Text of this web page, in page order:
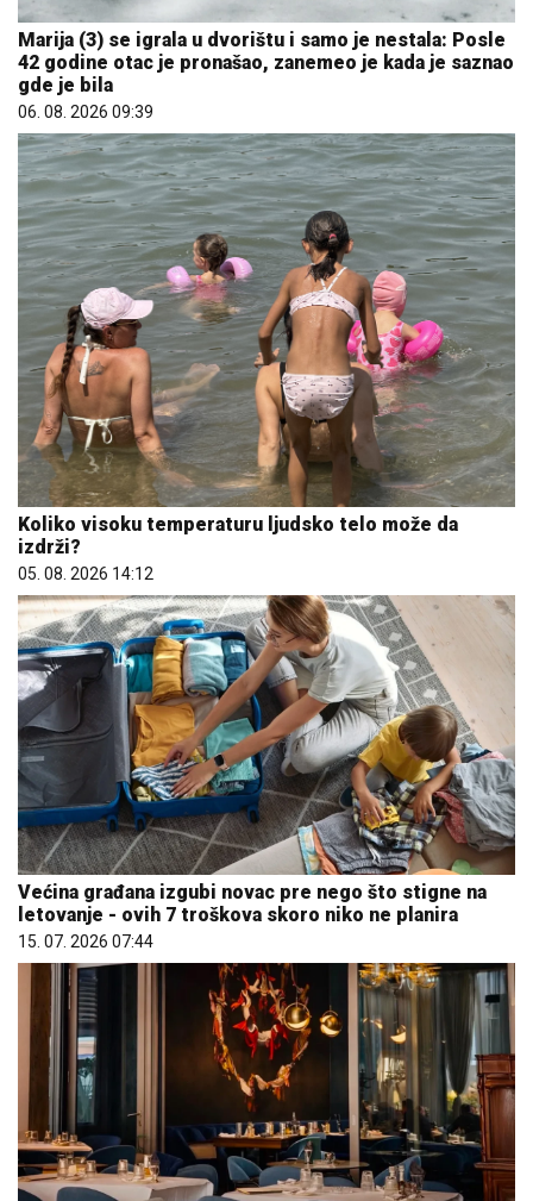
Marija (3) se igrala u dvorištu i samo je nestala: Posle
42 godine otac je pronašao, zanemeo je kada je saznao
gde je bila
06. 08. 2026 09:39
Koliko visoku temperaturu ljudsko telo može da
izdrži?
05. 08. 2026 14:12
Većina građana izgubi novac pre nego što stigne na
letovanje - ovih 7 troškova skoro niko ne planira
15. 07. 2026 07:44